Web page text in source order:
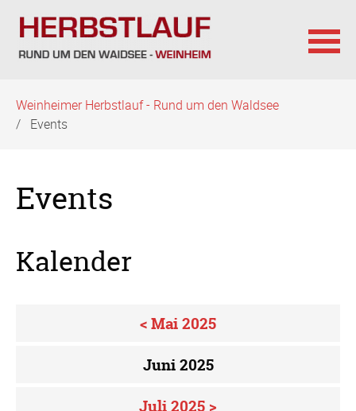
überspringen
Weinheimer Herbstlauf - Rund um den Waldsee
Events
Events
Kalender
< Mai 2025
Juni 2025
Juli 2025 >